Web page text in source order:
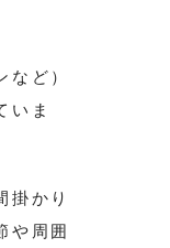
など）
いま
掛かり
や周囲